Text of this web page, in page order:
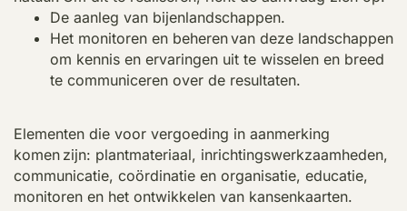
De aanleg van bijenlandschappen.
Het monitoren en beherenvan deze landschappen
om kennis en ervaringen uit te wisselen en breed
te communiceren over de resultaten.
Elementen die voor vergoeding in aanmerking
komen zijn: plantmateriaal, inrichtingswerkzaamheden,
communicatie, coördinatie en organisatie, educatie,
monitoren en het ontwikkelen van kansenkaarten.